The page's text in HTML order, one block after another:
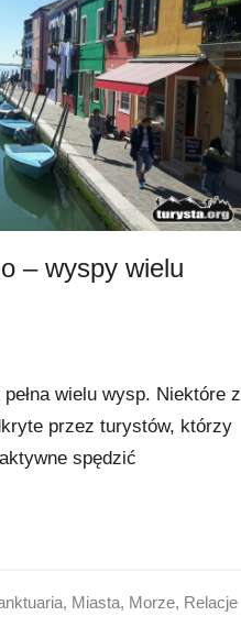
– wyspy wielu
wielu wysp. Niektóre z
przez turystów, którzy
spędzić
, Miasta, Morze, Relacje